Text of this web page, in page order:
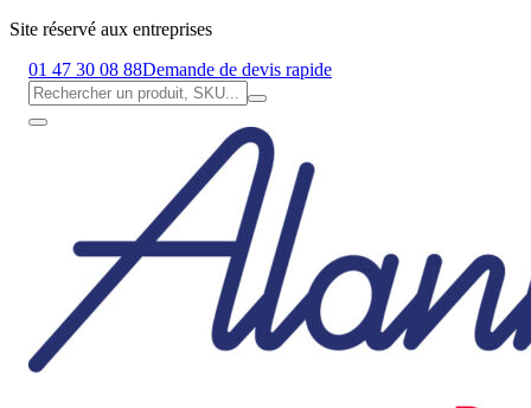
Site réservé aux entreprises
01 47 30 08 88Demande de devis rapide